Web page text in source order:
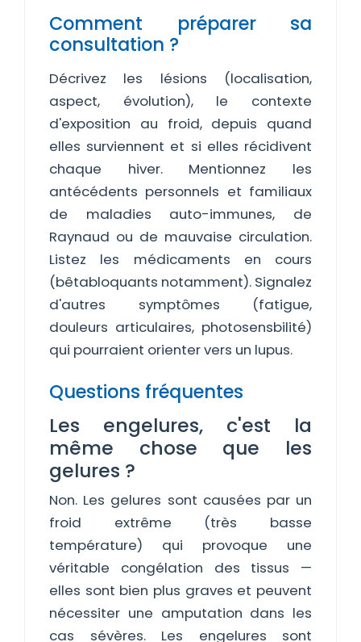
Comment préparer sa
consultation ?
Décrivez les lésions (localisation,
aspect, évolution), le contexte
d'exposition au froid, depuis quand
elles surviennent et si elles récidivent
chaque hiver. Mentionnez les
antécédents personnels et familiaux
de maladies auto-immunes, de
Raynaud ou de mauvaise circulation.
Listez les médicaments en cours
(bêtabloquants notamment). Signalez
d'autres symptômes (fatigue,
douleurs articulaires, photosensbilité)
qui pourraient orienter vers un lupus.
Questions fréquentes
Les engelures, c'est la
même chose que les
gelures ?
Non. Les gelures sont causées par un
froid extrême (très basse
température) qui provoque une
véritable congélation des tissus —
elles sont bien plus graves et peuvent
nécessiter une amputation dans les
cas sévères. Les engelures sont